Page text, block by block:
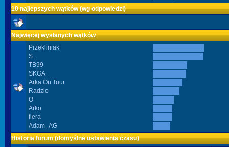
10 najlepszych wątków (wg odpowiedzi)
Najwięcej wysłanych wątków
Przekliniak
S.
TB99
SKGA
Arka On Tour
Radzio
O
Arko
fiera
Adam_AG
Historia forum (domyślne ustawienia czasu)